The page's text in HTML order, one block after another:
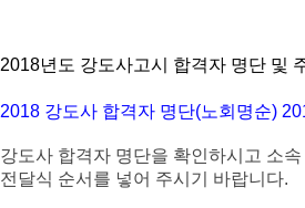
2018년도 강도사고시 합격자 명단 및
2018 강도사 합격자 명단(노회명순)
강도사 합격자 명단을 확인하시고 소속
전달식 순서를 넣어 주시기 바랍니다.